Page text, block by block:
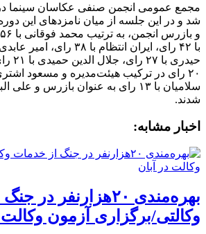
شد و در این جلسه از میان نامزدهای این
سلامیان با ۱۳ رای به عنوان بازرس و
شدند.
اخبار مشابه:
بهره‌مندی ۲۰هزارنفر
وکالتی/برگزاری آزمون وکالت